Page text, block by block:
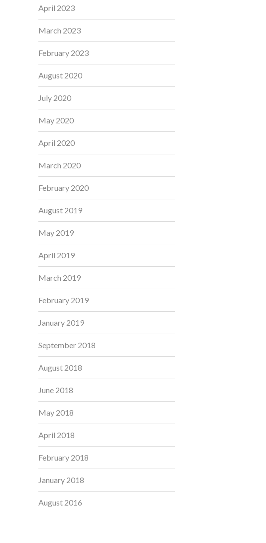
April 2023
March 2023
February 2023
August 2020
July 2020
May 2020
April 2020
March 2020
February 2020
August 2019
May 2019
April 2019
March 2019
February 2019
January 2019
September 2018
August 2018
June 2018
May 2018
April 2018
February 2018
January 2018
August 2016